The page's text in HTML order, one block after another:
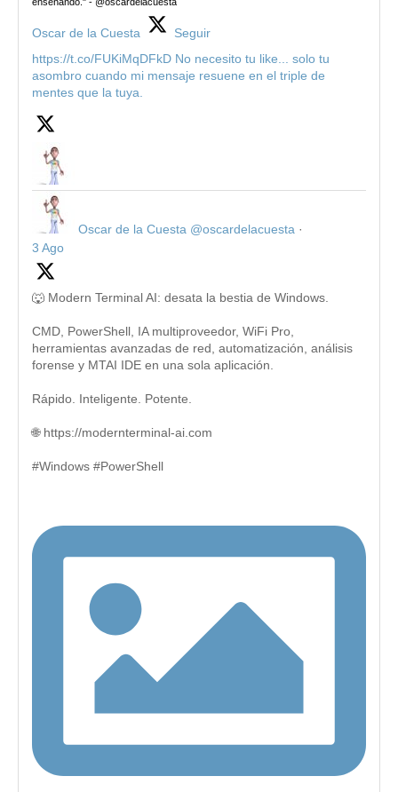
Oscar de la Cuesta
Seguir
https://t.co/FUKiMqDFkD No necesito tu like... solo tu
asombro cuando mi mensaje resuene en el triple de
mentes que la tuya.
Oscar de la Cuesta @oscardelacuesta ·
3 Ago
🐺 Modern Terminal AI: desata la bestia de Windows.
CMD, PowerShell, IA multiproveedor, WiFi Pro,
herramientas avanzadas de red, automatización, análisis
forense y MTAI IDE en una sola aplicación.
Rápido. Inteligente. Potente.
🌐 https://modernterminal-ai.com
#Windows #PowerShell